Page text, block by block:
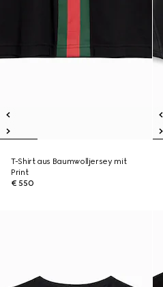
T-Shirt aus Baumwolljersey mit
Print
€ 550